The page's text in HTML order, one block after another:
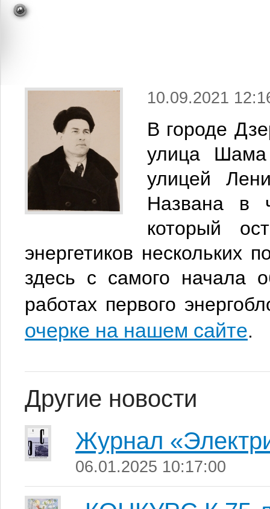
10.09.2021
В городе
улица Шама
улицей
Названа в
который
энергетиков нескольких
здесь с самого начала
работах первого
очерке на нашем сайте.
Другие новости
Журнал
06.01.2025 10:17:00